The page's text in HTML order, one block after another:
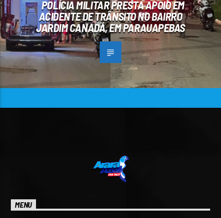
POLÍCIA MILITAR PRESTA APOIO EM
ACIDENTE DE TRÂNSITO NO BAIRRO
JARDIM CANADÁ, EM PARAUAPEBAS
MENU